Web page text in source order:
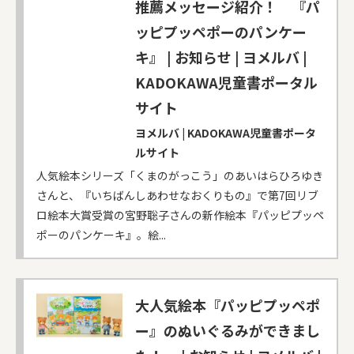
推薦メッセージ紹介！ 『パ
ッピプッペポーのパンケー
キ』 | お知らせ | ヨメルバ |
KADOKAWA児童書ポータル
サイト
ヨメルバ | KADOKAWA児童書ポータ
ルサイト
人気絵本シリーズ「くまのがっこう」のあいはらひろゆき
さんと、『いちばんしあわせなおくりもの』で第7回リブ
ロ絵本大賞受賞の宮野聡子さんの新作絵本『パッピプッペ
ポーのパンケーキ』。絵...
大人気絵本『パッピプッペポ
ー』のぬいぐるみができまし